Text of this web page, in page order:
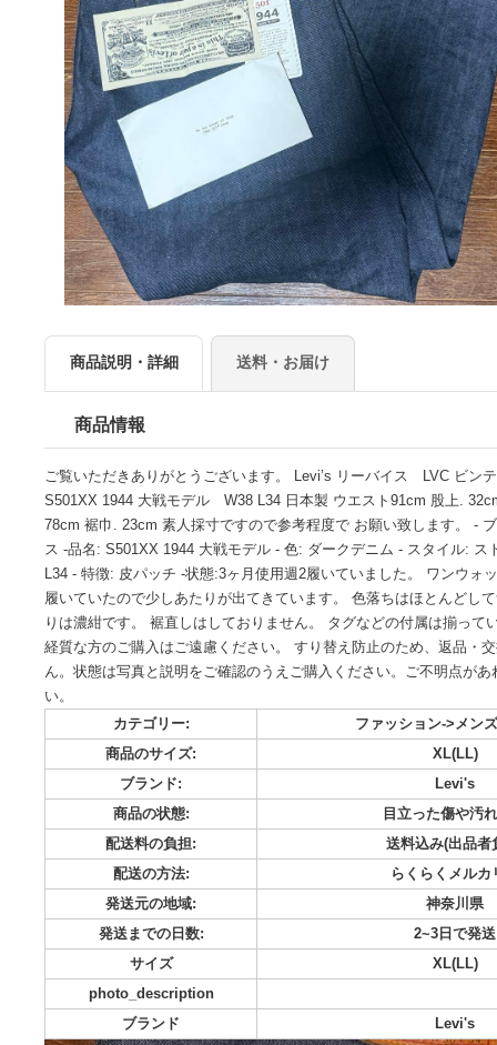
商品説明・詳細 送料・お届け
商品情報
ご覧いただきありがとうございます。 Levi’s リーバイス
S501XX 1944 大戦モデル W38 L34 日本製 ウエスト91cm
78cm 裾巾. 23cm 素人採寸ですので参考程度で お願い致し
ス -品名: S501XX 1944 大戦モデル - 色: ダークデニム - スタ
L34 - 特徴: 皮パッチ -状態:3ヶ月使用週2履いていました。
履いていたので少しあたりが出てきています。 色落ちはほ
りは濃紺です。 裾直しはしておりません。 タグなどの付属
経質な方のご購入はご遠慮ください。 すり替え防止のため、
ん。状態は写真と説明をご確認のうえご購入ください。ご不
い。
カテゴリー:
ファッション
商品のサイズ:
ブランド:
商品の状態:
目立っ
配送料の負担:
配送の方法:
らくら